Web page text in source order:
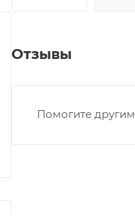
Отзывы
Помогите